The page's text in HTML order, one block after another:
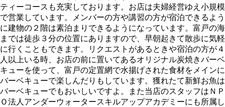
ティーコースも充実しております。お店は夫婦経営ゆえ小規模
で営業しています。メンバーの方や講習の方が宿泊できるよう
に建物の２階は素泊まりできるようになっています。富戸の海
までは徒歩３分の位置にありますので、早朝起きて散歩に気軽
に行くこともできます。リクエストがあるときや宿泊の方が４
人以上いる時、お店の前に置いてあるオリジナル炭焼きバーベ
キューを使って、富戸の定置網で水揚げされた食材をメインに
バーベキューで楽しんだりもしています。獲れたて新鮮お魚は
バーベキューでもおいしいですよ。また当店のスタッフはＮＰ
Ｏ法人アンダーウォータースキルアップアカデミーにも所属し